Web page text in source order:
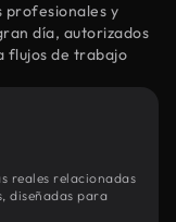
profesionales y
día, autorizados
flujos de trabajo
reales relacionadas
diseñadas para